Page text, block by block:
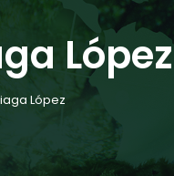
López
López